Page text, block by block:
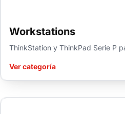
Workstations
ThinkStation y ThinkPad Serie P
Ver categoría